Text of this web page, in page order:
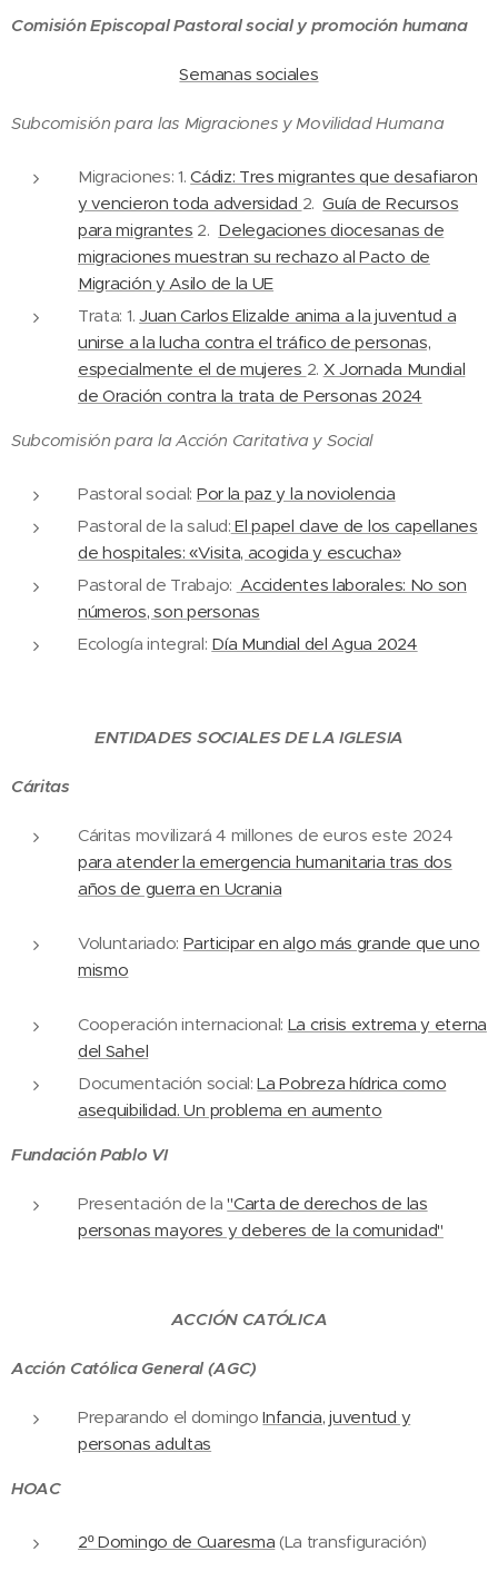
Comisión Episcopal Pastoral social y promoción humana
Semanas sociales
Subcomisión para las Migraciones y Movilidad Humana
Migraciones: 1.Cádiz: Tres migrantes que desafiaron
y vencieron toda adversidad 2.Guía de Recursos
para migrantes 2. Delegaciones diocesanas de
migraciones muestran su rechazo al Pacto de
Migración y Asilo de la UE
Trata: 1. Juan Carlos Elizalde anima a la juventud a
unirse a la lucha contra el tráfico de personas,
especialmente el de mujeres 2. X Jornada Mundial
de Oración contra la trata de Personas 2024
Subcomisión para la Acción Caritativa y Social
Pastoral social: Por la paz y la noviolencia
Pastoral de la salud: El papel clave de los capellanes
de hospitales: «Visita, acogida y escucha»
Pastoral de Trabajo: Accidentes laborales: No son
números, son personas
Ecología integral: Día Mundial del Agua 2024
ENTIDADES SOCIALES DE LA IGLESIA
Cáritas
Cáritas movilizará 4 millones de euros este 2024
para atender la emergencia humanitaria tras dos
años de guerra en Ucrania
Voluntariado: Participar en algo más grande que uno
mismo
Cooperación internacional: La crisis extrema y eterna
del Sahel
Documentación social:La Pobreza hídrica como
asequibilidad. Un problema en aumento
Fundación Pablo VI
Presentación de la"Carta de derechos de las
personas mayores y deberes de la comunidad"
ACCIÓN CATÓLICA
Acción Católica General (AGC)
Preparando el domingoInfancia, juventud y
personas adultas
HOAC
2º Domingo de Cuaresma (La transfiguración)